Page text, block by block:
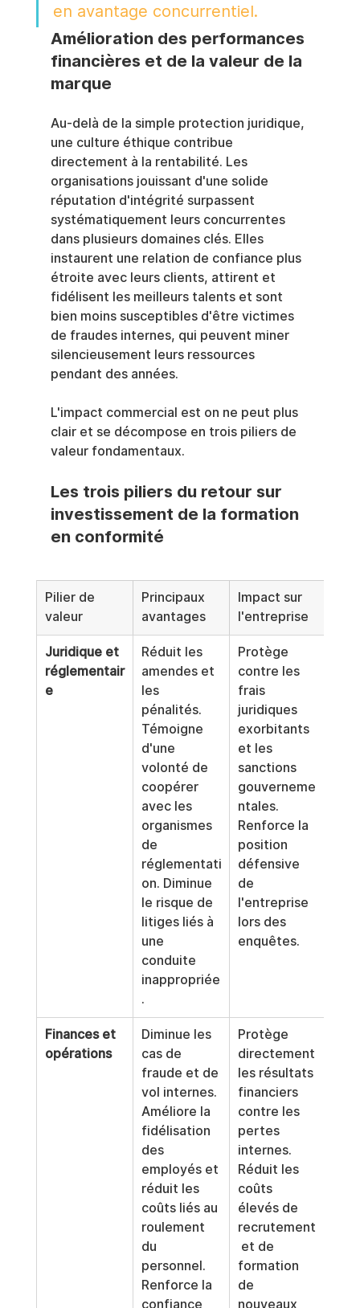
en avantage concurrentiel.
Amélioration des performances
financières et de la valeur de la
marque
Au-delà de la simple protection juridique,
une culture éthique contribue
directement à la rentabilité. Les
organisations jouissant d'une solide
réputation d'intégrité surpassent
systématiquement leurs concurrentes
dans plusieurs domaines clés. Elles
instaurent une relation de confiance plus
étroite avec leurs clients, attirent et
fidélisent les meilleurs talents et sont
bien moins susceptibles d'être victimes
de fraudes internes, qui peuvent miner
silencieusement leurs ressources
pendant des années.
L'impact commercial est on ne peut plus
clair et se décompose en trois piliers de
valeur fondamentaux.
Les trois piliers du retour sur
investissement de la formation
en conformité
Pilier de
valeur
Principaux
avantages
Impact sur
l'entreprise
Juridique et
réglementair
e
Réduit les
amendes et
les
pénalités.
Témoigne
d'une
volonté de
coopérer
avec les
organismes
de
réglementati
on. Diminue
le risque de
litiges liés à
une
conduite
inappropriée
.
Protège
contre les
frais
juridiques
exorbitants
et les
sanctions
gouverneme
ntales.
Renforce la
position
défensive
de
l'entreprise
lors des
enquêtes.
Finances et
opérations
Diminue les
cas de
fraude et de
vol internes.
Améliore la
fidélisation
des
employés et
réduit les
coûts liés au
roulement
du
personnel.
Renforce la
confiance
Protège
directement
les résultats
financiers
contre les
pertes
internes.
Réduit les
coûts
élevés de
recrutement
et de
formation
de
nouveaux